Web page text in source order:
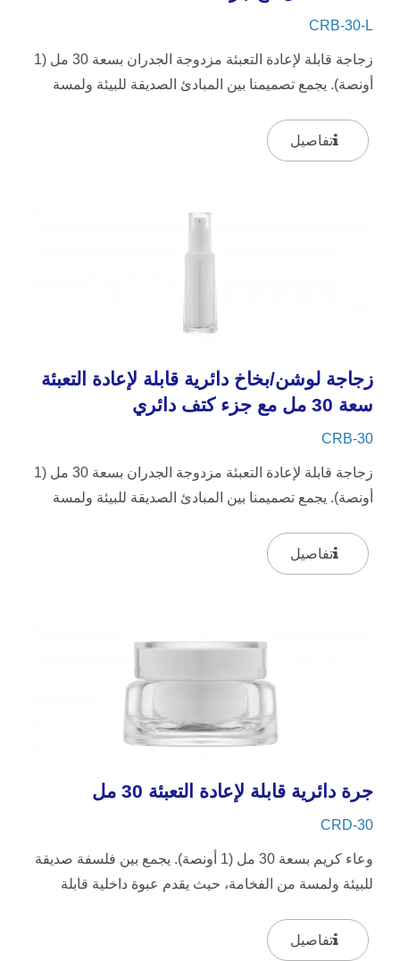
CRB-30-L
زجاجة قابلة لإعادة التعبئة مزدوجة الجدران بسعة 30 مل (1
أونصة). يجمع تصميمنا بين المبادئ الصديقة للبيئة ولمسة
تفاصيل
زجاجة لوشن/بخاخ دائرية قابلة لإعادة التعبئة
سعة 30 مل مع جزء كتف دائري
CRB-30
زجاجة قابلة لإعادة التعبئة مزدوجة الجدران بسعة 30 مل (1
أونصة). يجمع تصميمنا بين المبادئ الصديقة للبيئة ولمسة
تفاصيل
جرة دائرية قابلة لإعادة التعبئة 30 مل
CRD-30
وعاء كريم بسعة 30 مل (1 أونصة). يجمع بين فلسفة صديقة
للبيئة ولمسة من الفخامة، حيث يقدم عبوة داخلية قابلة
تفاصيل